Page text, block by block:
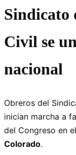
Sindicato
Civil se
nacional
Obreros del
inician marcha a
del Congreso en
Colorado.